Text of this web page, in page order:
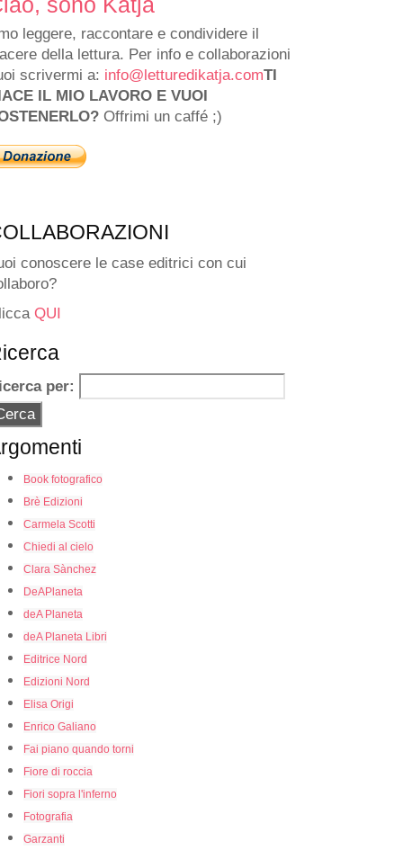
leggere, raccontare e condividere il
della lettura. Per info e collaborazioni
scrivermi a: info@letturedikatja.comTI
IL MIO LAVORO E VUOI
Offrimi un caffé ;)
conoscere le case editrici con cui
QUI
per:
Book fotografico
Brè Edizioni
Carmela Scotti
Chiedi al cielo
Clara Sànchez
DeAPlaneta
deA Planeta
deA Planeta Libri
Editrice Nord
Edizioni Nord
Elisa Origi
Enrico Galiano
Fai piano quando torni
Fiore di roccia
Fiori sopra l'inferno
Fotografia
Garzanti